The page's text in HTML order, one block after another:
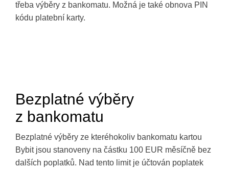
třeba výběry z bankomatu. Možná je také obnova PIN
kódu platební karty.
Bezplatné výběry
z bankomatu
Bezplatné výběry ze kteréhokoliv bankomatu kartou
Bybit jsou stanoveny na částku 100 EUR měsíčně bez
dalších poplatků. Nad tento limit je účtován poplatek